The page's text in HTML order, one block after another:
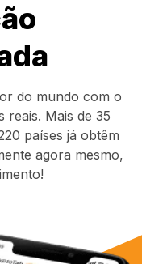
do mundo com o
reais. Mais de 35
países já obtêm
agora mesmo,